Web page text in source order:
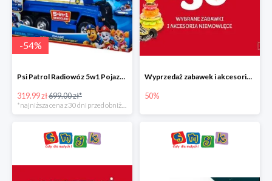
-54%
Psi Patrol Radiowóz 5w1 Pojazd ratunkowy z figurką Chase'a
319.99 zł699.00 zł*
Wyprzedaż zabawek i akcesoriów niemowlęcych w Smyku do -50%
50%